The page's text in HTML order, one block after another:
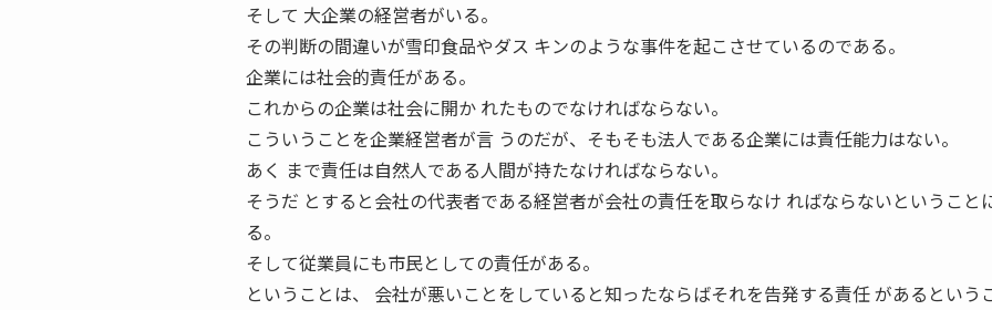
そして 大企業の経営者がいる。
その判断の間違いが雪印食品やダス キンのような事件を起こさせているのである。
企業には社会的責任がある。
これからの企業は社会に開か れたものでなければならない。
こういうことを企業経営者が言 うのだが、そもそも法人である企業には責任能力はない。
あく まで責任は自然人である人間が持たなければならない。
そうだ とすると会社の代表者である経営者が会社の責任を取らなけ ればならないということ
る。
そして従業員にも市民としての責任がある。
ということは、 会社が悪いことをしていると知ったならばそれを告発する責任 があるという